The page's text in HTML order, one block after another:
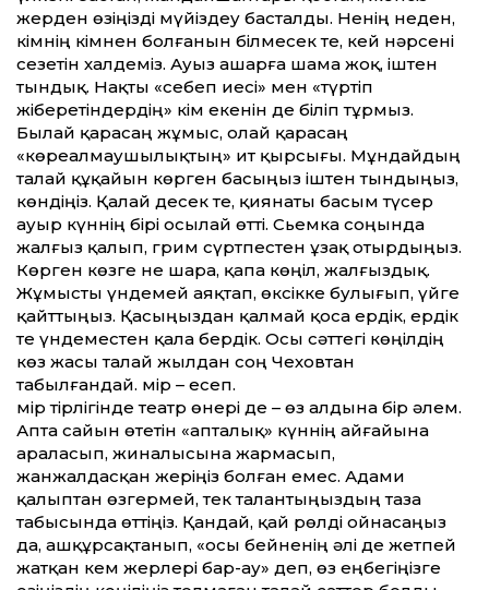
жерден өзіңізді мүйіздеу басталды. Ненің неден,
кімнің кімнен болғанын білмесек те, кей нәрсені
сезетін халдеміз. Ауыз ашарға шама жоқ, іштен
тындық. Нақты «себеп иесі» мен «түртіп
жіберетіндердің» кім екенін де біліп тұрмыз.
Былай қарасаң жұмыс, олай қарасаң
«көреалмаушылықтың» ит қырсығы. Мұндайдың
талай құқа­йын көрген басыңыз іштен тындыңыз,
көндіңіз. Қалай десек те, қиянаты басым түсер
ауыр күннің бірі осылай өт­ті. Сьемка соңында
жалғыз қалып, грим сүртпестен ұзақ отырдыңыз.
Көрген көзге не шара, қапа көңіл, жалғыздық.
Жұмысты үндемей аяқтап, өксікке булығып, үйге
қайт­тыңыз. Қасыңыздан қалмай қоса ердік, ердік
те үндеместен қала бердік. Осы сәт­тегі көңілдің
көз жасы талай жылдан соң Чеховтан
табылғандай. Өмір – есеп.
Өмір тірлігінде театр өнері де – өз алдына бір әлем.
Апта сайын өтетін «апталық» күннің айғайына
араласып, жиналысына жармасып,
жанжалдасқан жеріңіз болған емес. Адами
қалыптан өзгермей, тек талантыңыздың таза
табысында өт­тіңіз. Қандай, қай рөлді ойнасаңыз
да, ашқұрсақтанып, «осы бейненің әлі де жетпей
жатқан кем жерлері бар-ау» деп, өз еңбегіңізге